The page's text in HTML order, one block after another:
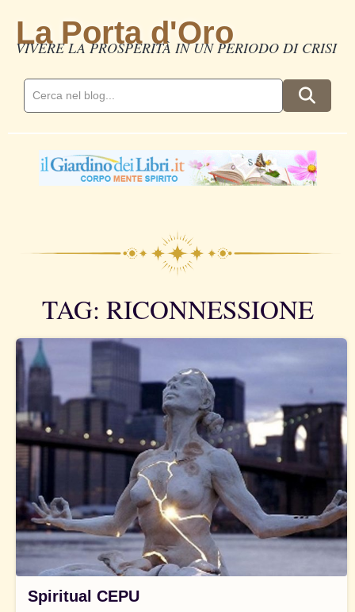
La Porta d'Oro
VIVERE LA PROSPERITÀ IN UN PERIODO DI CRISI
TAG: RICONNESSIONE
Spiritual CEPU